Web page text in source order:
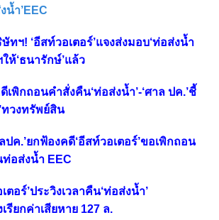
น้ำ’EEC
ทฯ! ‘อีสท์วอเตอร์’แจงส่งมอบ‘ท่อส่งน้ำ
ให้‘ธนารักษ์’แล้ว
พิกถอนคำสั่งคืน‘ท่อส่งน้ำ’-‘ศาล ปค.’ชี้
ทวงทรัพย์สิน
ค.’ยกฟ้องคดี‘อีสท์วอเตอร์’ขอเพิกถอน
ท่อส่งน้ำ EEC
อร์’ประวิงเวลาคืน‘ท่อส่งน้ำ’
รียกค่าเสียหาย 127 ล.